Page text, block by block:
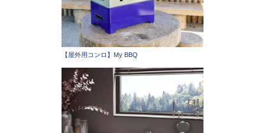
【屋外用コンロ】My BBQ